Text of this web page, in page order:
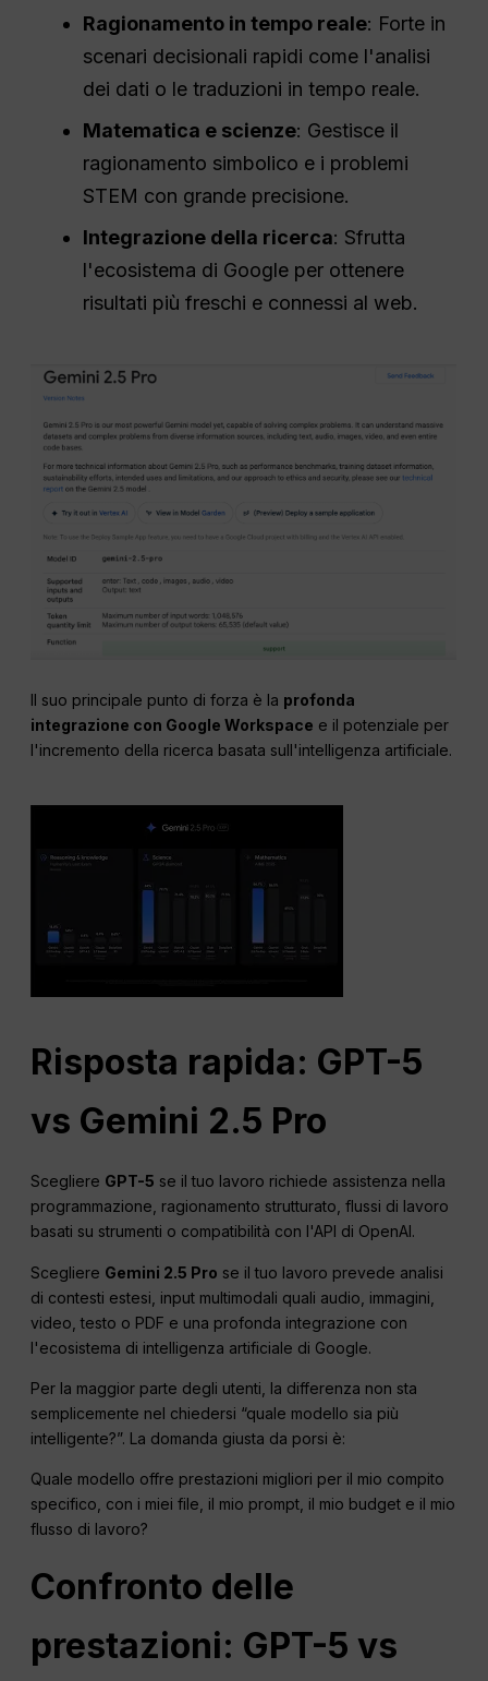
Ragionamento in tempo reale: Forte in
scenari decisionali rapidi come l'analisi
dei dati o le traduzioni in tempo reale.
Matematica e scienze: Gestisce il
ragionamento simbolico e i problemi
STEM con grande precisione.
Integrazione della ricerca: Sfrutta
l'ecosistema di Google per ottenere
risultati più freschi e connessi al web.
Il suo principale punto di forza è la profonda
integrazione con Google Workspace e il potenziale per
l'incremento della ricerca basata sull'intelligenza artificiale.
Risposta rapida: GPT-5
vs Gemini 2.5 Pro
Scegliere GPT-5 se il tuo lavoro richiede assistenza nella
programmazione, ragionamento strutturato, flussi di lavoro
basati su strumenti o compatibilità con l'API di OpenAI.
Scegliere Gemini 2.5 Pro se il tuo lavoro prevede analisi
di contesti estesi, input multimodali quali audio, immagini,
video, testo o PDF e una profonda integrazione con
l'ecosistema di intelligenza artificiale di Google.
Per la maggior parte degli utenti, la differenza non sta
semplicemente nel chiedersi “quale modello sia più
intelligente?”. La domanda giusta da porsi è:
Quale modello offre prestazioni migliori per il mio compito
specifico, con i miei file, il mio prompt, il mio budget e il mio
flusso di lavoro?
Confronto delle
prestazioni: GPT-5 vs